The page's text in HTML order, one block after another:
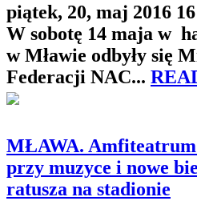
piątek, 20, maj 2016
W sobotę 14 maja w
w Mławie odbyły się
Federacji NAC...
MŁAWA. Amfiteatrum
przy muzyce i nowe
ratusza na stadionie